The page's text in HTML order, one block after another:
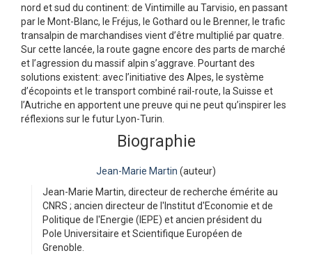
nord et sud du continent: de Vintimille au Tarvisio, en passant
par le Mont-Blanc, le Fréjus, le Gothard ou le Brenner, le trafic
transalpin de marchandises vient d’être multiplié par quatre.
Sur cette lancée, la route gagne encore des parts de marché
et l’agression du massif alpin s’aggrave. Pourtant des
solutions existent: avec l’initiative des Alpes, le système
d’écopoints et le transport combiné rail-route, la Suisse et
l’Autriche en apportent une preuve qui ne peut qu’inspirer les
réflexions sur le futur Lyon-Turin.
Biographie
Jean-Marie Martin (auteur)
Jean-Marie Martin, directeur de recherche émérite au
CNRS ; ancien directeur de l'Institut d'Economie et de
Politique de l'Energie (IEPE) et ancien président du
Pole Universitaire et Scientifique Européen de
Grenoble.